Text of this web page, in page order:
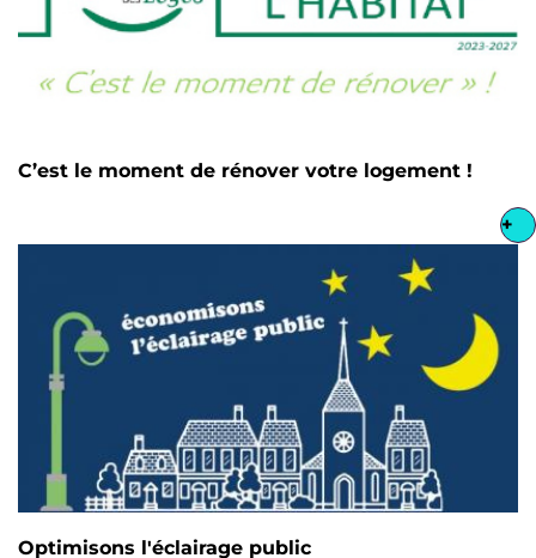
C’est le moment de rénover votre logement !
+
Optimisons l'éclairage public